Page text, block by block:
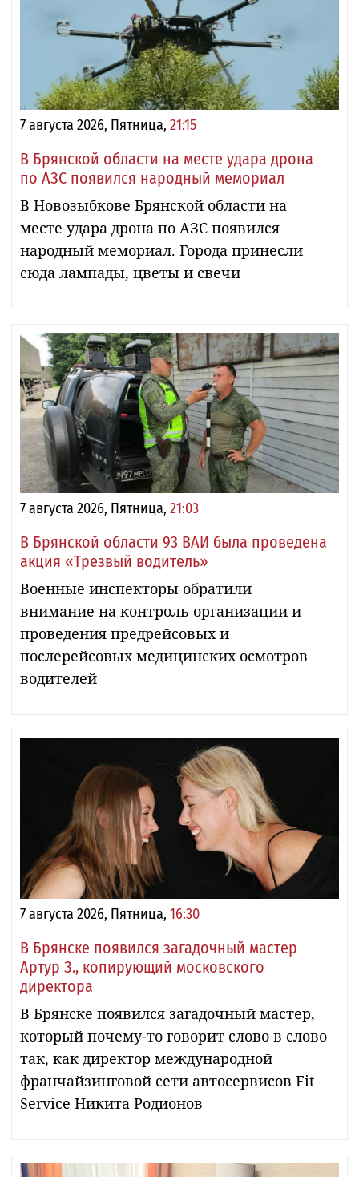
7 августа 2026, Пятница, 21:15
В Брянской области на месте удара дрона
по АЗС появился народный мемориал
В Новозыбкове Брянской области на
месте удара дрона по АЗС появился
народный мемориал. Города принесли
сюда лампады, цветы и свечи
7 августа 2026, Пятница, 21:03
В Брянской области 93 ВАИ была проведена
акция «Трезвый водитель»
Военные инспекторы обратили
внимание на контроль организации и
проведения предрейсовых и
послерейсовых медицинских осмотров
водителей
7 августа 2026, Пятница, 16:30
В Брянске появился загадочный мастер
Артур З., копирующий московского
директора
В Брянске появился загадочный мастер,
который почему-то говорит слово в слово
так, как директор международной
франчайзинговой сети автосервисов Fit
Service Никита Родионов